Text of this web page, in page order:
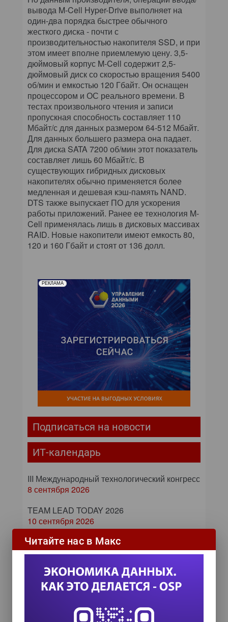
вывода M-Cell Hyper-Drive выполняет на
один-два порядка быстрее обычного
жесткого диска - почти с
производительностью накопителя SSD, и при
этом имеет вполне приемлемую цену. 3,5-
дюймовый корпус M-Cell содержит 2,5-
дюймовый диск со скоростью вращения 5400
об/мин и емкостью 120 Гбайт. Он оснащен
процессором и ОС реального времени. В
тестах произвольного чтения и записи
пропускная способность составляет 110
Мбайт/с для данных размером 64-512 Мбайт.
Для данных большего размера она падает.
Для диска SATA 7200 об/мин этот показатель
составляет лишь 60 Мбайт/с. В
существующих гибридных дисковых
накопителях обычно применяется более
медленная и дешевая кэш-память NAND.
DTS также выпускает ПО для ускорения
работы приложений. Ранее ее технология M-
Cell применялась лишь в дисковых массивах
RAID. Новые накопители имеют емкость 80,
120 и 160 Гбайт и стоят от 136 долл.
РЕКЛАМА
Подписаться на новости
ИТ-календарь
III Международный технологический конгресс
8 сентября 2026
TEAM LEAD TODAY 2026
10 сентября 2026
Форум ProcessTech
18 сентября 2026
Управление данными 2026
24 сентября 2026
HR TECH + ИИ ТРАНСФОРМАЦИЯ 2026
8 октября 2026
Читайте нас в Макс